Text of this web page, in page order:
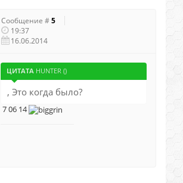
Сообщение #5
19:37
16.06.2014
ЦИТАТА HUNTER ()
, Это когда было?
7 06 14